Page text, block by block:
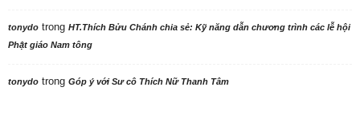
tonydo trong HT.Thích Bửu Chánh chia sẻ: Kỹ năng dẫn chương trình các lễ hội
Phật giáo Nam tông
tonydo trong Góp ý với Sư cô Thích Nữ Thanh Tâm